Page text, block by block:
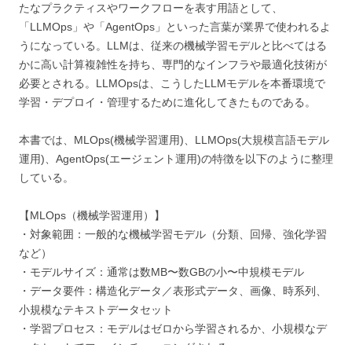
たなプラクティスやワークフローを表す用語として、
「LLMOps」や「AgentOps」といった言葉が業界で使われるよ
うになっている。LLMは、従来の機械学習モデルと比べてはる
かに高い計算複雑性を持ち、専門的なインフラや最適化技術が
必要とされる。LLMOpsは、こうしたLLMモデルを本番環境で
学習・デプロイ・管理するために進化してきたものである。
本書では、MLOps(機械学習運用)、LLMOps(大規模言語モデル
運用)、AgentOps(エージェント運用)の特徴を以下のように整理
している。
【MLOps（機械学習運用）】
・対象範囲：一般的な機械学習モデル（分類、回帰、強化学習
など）
・モデルサイズ：通常は数MB〜数GBの小〜中規模モデル
・データ要件：構造化データ／表形式データ、画像、時系列、
小規模なテキストデータセット
・学習プロセス：モデルはゼロから学習されるか、小規模なデ